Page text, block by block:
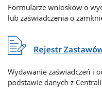
Formularze wniosków o
lub zaświadczenia o
Rejestr
Wydawanie zaświadczeń i
podstawie danych z